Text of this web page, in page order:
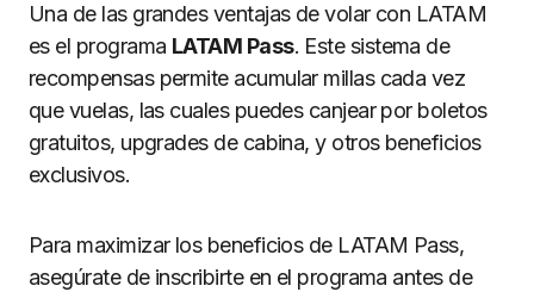
Una de las grandes ventajas de volar con LATAM
es el programa LATAM Pass. Este sistema de
recompensas permite acumular millas cada vez
que vuelas, las cuales puedes canjear por boletos
gratuitos, upgrades de cabina, y otros beneficios
exclusivos.
Para maximizar los beneficios de LATAM Pass,
asegúrate de inscribirte en el programa antes de